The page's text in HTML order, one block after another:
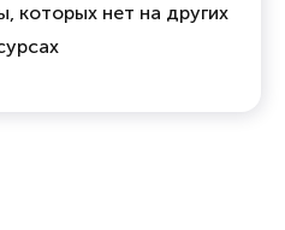
которых нет на других